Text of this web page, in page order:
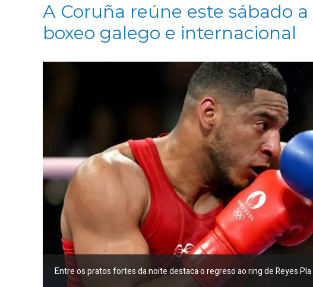
A Coruña reúne este sábado
boxeo galego e internacional
Entre os pratos fortes da noite destaca o regreso ao ring de Reyes